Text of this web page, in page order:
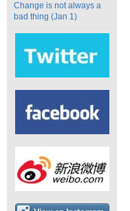
Change is not always a
bad thing (Jan 1)